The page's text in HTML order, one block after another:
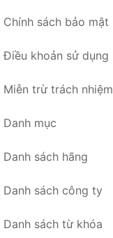
Chính sách bảo mật
Điều khoản sử dụng
Miễn trừ trách nhiệm
Danh mục
Danh sách hãng
Danh sách công ty
Danh sách từ khóa